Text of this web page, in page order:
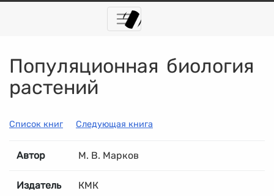
Популяционная биология
растений
Список книг Следующая книга
Автор М. В. Марков
Издатель КМК